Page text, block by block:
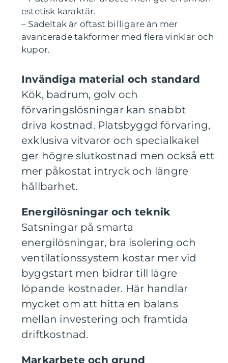
estetisk karaktär.
– Sadeltak är oftast billigare än mer
avancerade takformer med flera vinklar och
kupor.
Invändiga material och standard
Kök, badrum, golv och
förvaringslösningar kan snabbt
driva kostnad. Platsbyggd förvaring,
exklusiva vitvaror och specialkakel
ger högre slutkostnad men också ett
mer påkostat intryck och längre
hållbarhet.
Energilösningar och teknik
Satsningar på smarta
energilösningar, bra isolering och
ventilationssystem kostar mer vid
byggstart men bidrar till lägre
löpande kostnader. Här handlar
mycket om att hitta en balans
mellan investering och framtida
driftkostnad.
Markarbete och grund